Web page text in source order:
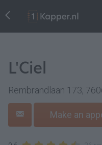
L'Ciel
Rembrandlaan 173,
Make an